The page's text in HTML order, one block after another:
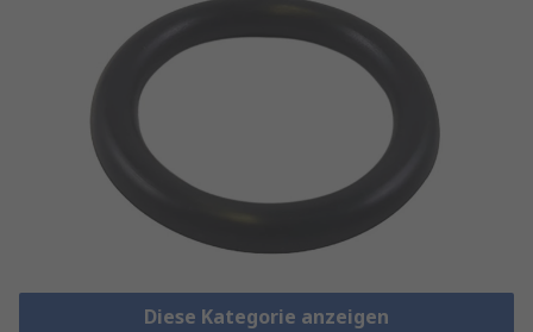
Diese Kategorie anzeigen